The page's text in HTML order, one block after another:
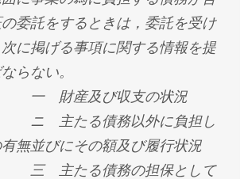
委託をするときは，委託を受け
に掲げる事項に関する情報を提
らない。
及び収支の状況
債務以外に負担し
無並びにその額及び履行状況
債務の担保として